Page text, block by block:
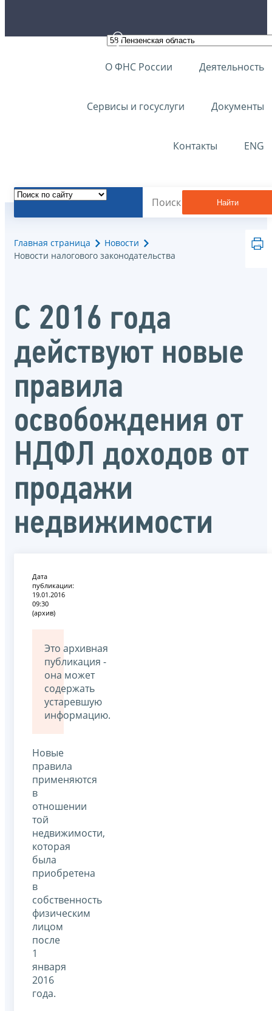
О ФНС России Деятельность
Сервисы и госуслуги Документы
Контакты ENG
Найти
Главная страница
Новости
Новости налогового законодательства
С 2016 года
действуют новые
правила
освобождения от
НДФЛ доходов от
продажи
недвижимости
Дата
публикации:
19.01.2016
09:30
(архив)
Это архивная
публикация -
она может
содержать
устаревшую
информацию.
Новые
правила
применяются
в
отношении
той
недвижимости,
которая
была
приобретена
в
собственность
физическим
лицом
после
1
января
2016
года.